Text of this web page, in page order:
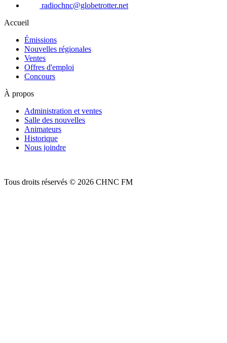
radiochnc@globetrotter.net
Accueil
Émissions
Nouvelles régionales
Ventes
Offres d'emploi
Concours
À propos
Administration et ventes
Salle des nouvelles
Animateurs
Historique
Nous joindre
Tous droits réservés © 2026 CHNC FM